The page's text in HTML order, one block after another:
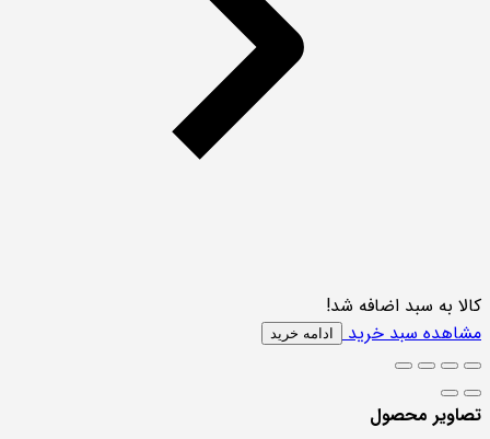
کالا به سبد اضافه شد!
مشاهده سبد خرید ادامه خرید
تصاویر محصول